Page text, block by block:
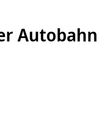
Autobahn